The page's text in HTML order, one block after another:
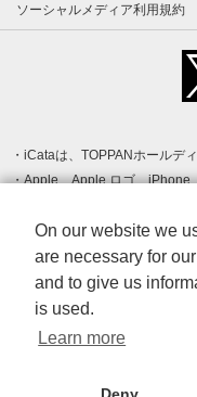
ソーシャルメディア利用規約
iCataは、TOPPANホールデ
Apple、Apple ロゴ、iPhone
登録された Apple Inc. の商
クです。
Android、Google Play およ
す。
Windows は Microsoft Inc.
標です。
Adobe、Adobe Reader、
その他、記載されている会
On our website we
are necessary for
and to give us
is used.
Learn more